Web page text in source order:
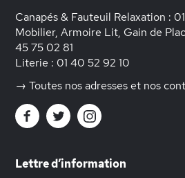
Canapés & Fauteuil Relaxation :
Mobilier, Armoire Lit, Gain de
45 75 02 81
Literie : 01 40 52 92 10
→ Toutes nos adresses et nos
Lettre d’information